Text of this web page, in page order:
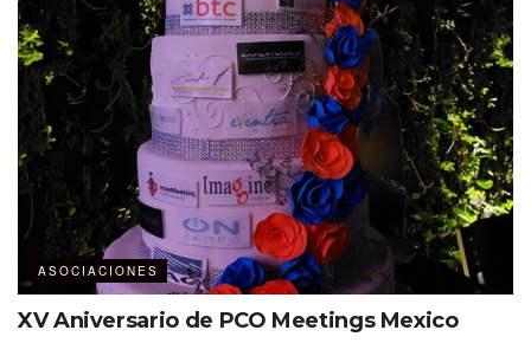
MPI
«A medida que cada vez más
regiones, países y ciudades de todo
el mundo reconocen la contribución
en dólares y poder blando de las
reuniones, incentivos, convenciones
y exposiciones, la demanda de
ejecutivos de eventos empresariales
capacitados profesionalmente está
aumentando. Es por eso que las
ASOCIACIONES
XV Aniversario de PCO Meetings Mexico